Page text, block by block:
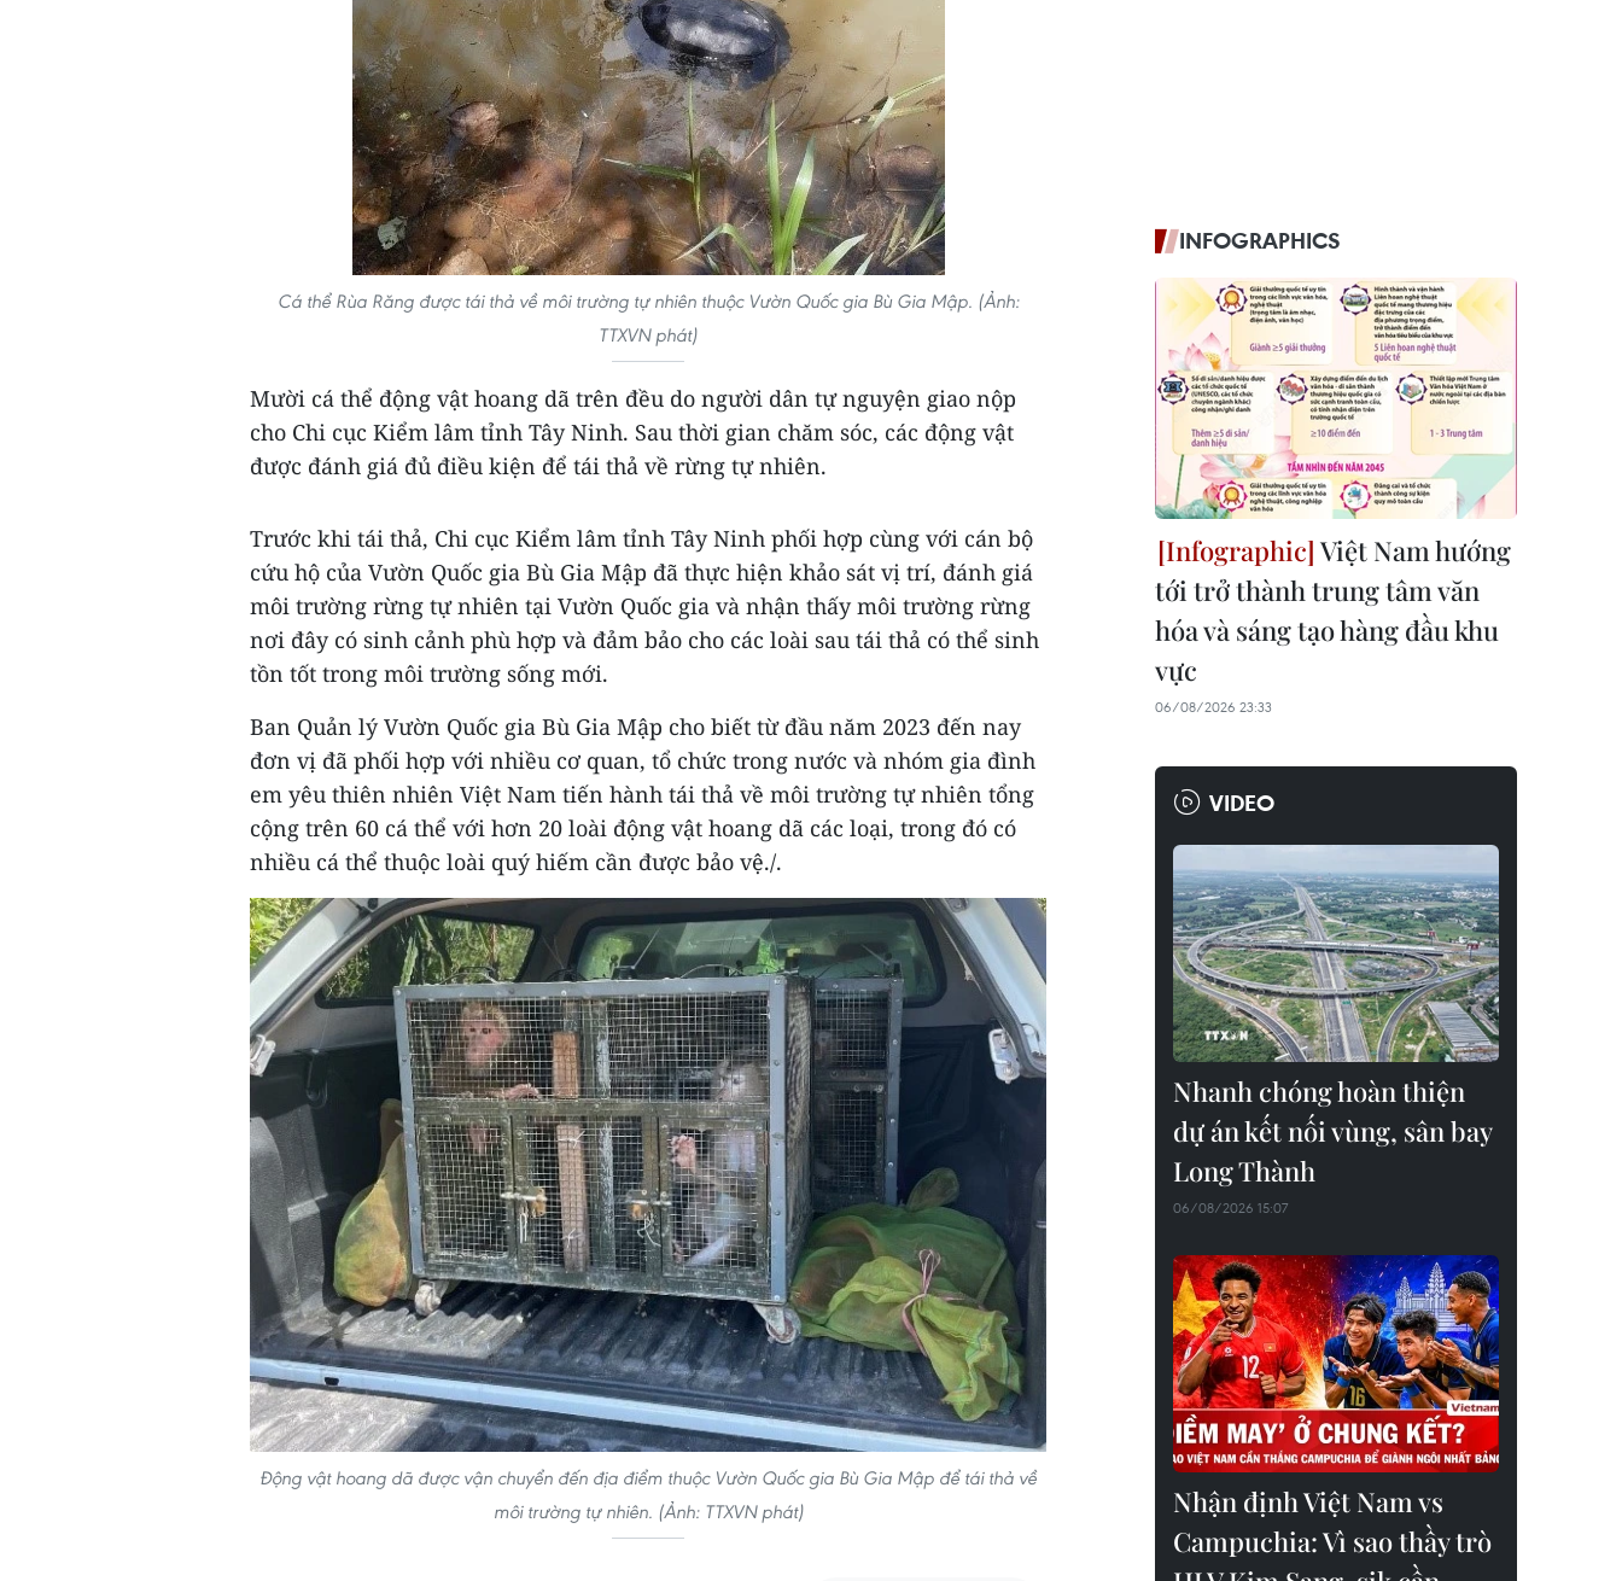
Cá thể Rùa Răng được tái thả về môi trường tự nhiên thuộc Vườn Quốc gia Bù Gia Mập. (Ảnh:
TTXVN phát)
Mười cá thể động vật hoang dã trên đều do người dân tự nguyện giao nộp
cho Chi cục Kiểm lâm tỉnh Tây Ninh. Sau thời gian chăm sóc, các động vật
được đánh giá đủ điều kiện để tái thả về rừng tự nhiên.
Trước khi tái thả, Chi cục Kiểm lâm tỉnh Tây Ninh phối hợp cùng với cán bộ
cứu hộ của Vườn Quốc gia Bù Gia Mập đã thực hiện khảo sát vị trí, đánh giá
môi trường rừng tự nhiên tại Vườn Quốc gia và nhận thấy môi trường rừng
nơi đây có sinh cảnh phù hợp và đảm bảo cho các loài sau tái thả có thể sinh
tồn tốt trong môi trường sống mới.
Ban Quản lý Vườn Quốc gia Bù Gia Mập cho biết từ đầu năm 2023 đến nay
đơn vị đã phối hợp với nhiều cơ quan, tổ chức trong nước và nhóm gia đình
em yêu thiên nhiên Việt Nam tiến hành tái thả về môi trường tự nhiên tổng
cộng trên 60 cá thể với hơn 20 loài động vật hoang dã các loại, trong đó có
nhiều cá thể thuộc loài quý hiếm cần được bảo vệ./.
Động vật hoang dã được vận chuyển đến địa điểm thuộc Vườn Quốc gia Bù Gia Mập để tái thả về
môi trường tự nhiên. (Ảnh: TTXVN phát)
INFOGRAPHICS
Việt Nam hướng
tới trở thành trung tâm văn
hóa và sáng tạo hàng đầu khu
vực
06/08/2026 23:33
VIDEO
Nhanh chóng hoàn thiện
dự án kết nối vùng, sân bay
Long Thành
06/08/2026 15:07
Nhận định Việt Nam vs
Campuchia: Vì sao thầy trò